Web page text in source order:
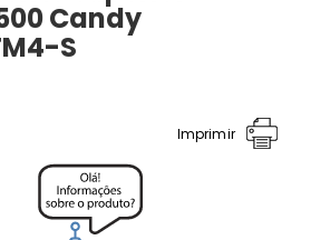
Candy
S
Imprimir